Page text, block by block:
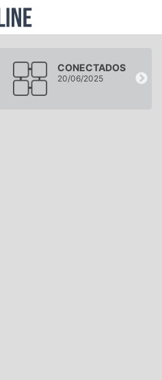
CONECTADOS
20/06/2025